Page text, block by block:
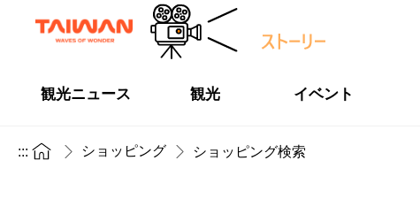
観光ニュース 観光 イベント
::: ショッピング ショッピング検索